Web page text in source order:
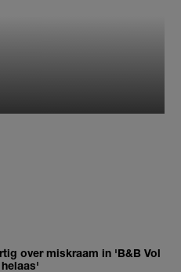
over miskraam in 'B&B Vol